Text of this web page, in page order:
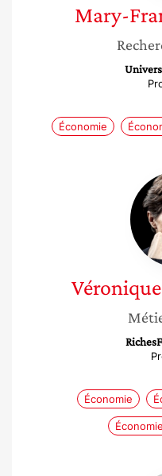
Mary-
Économie
Véronique
Économie